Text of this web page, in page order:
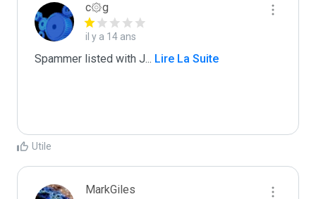
c۞g
il y a 14 ans
Spammer listed with J... Lire La Suite
Utile
MarkGiles